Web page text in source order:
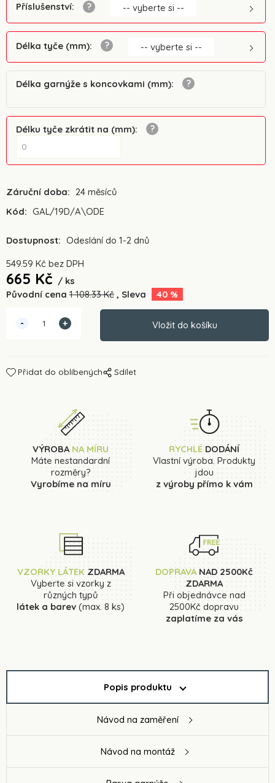
Příslušenství: -- vyberte si --
Délka tyče (mm): -- vyberte si --
Délka garnýže s koncovkami (mm):
Délku tyče zkrátit na (mm):
Záruční doba: 24 měsíců
Kód: GAL/19D/A\ODE
Dostupnost: Odeslání do 1-2 dnů
549.59 Kč bez DPH
665 Kč
ks
Původní cena 1 108.33Kč Sleva 40 %
Přidat do oblíbených Sdílet
VÝROBA NA MÍRU
Máte nestandardní
rozměry?
Vyrobíme na míru
RYCHLÉDODÁNÍ
Vlastní výroba. Produkty
jdou
z výroby přímo k vám
VZORKY LÁTEK ZDARMA
Vyberte si vzorky z
různých typů
látek a barev (max. 8 ks)
DOPRAVANAD 2500Kč
ZDARMA
Při objednávce nad
2500Kč dopravu
zaplatíme za vás
Popis produktu
Návod na zaměření
Návod na montáž